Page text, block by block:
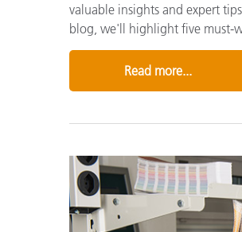
valuable insights and expert
blog, we'll highlight five must-
Read more...